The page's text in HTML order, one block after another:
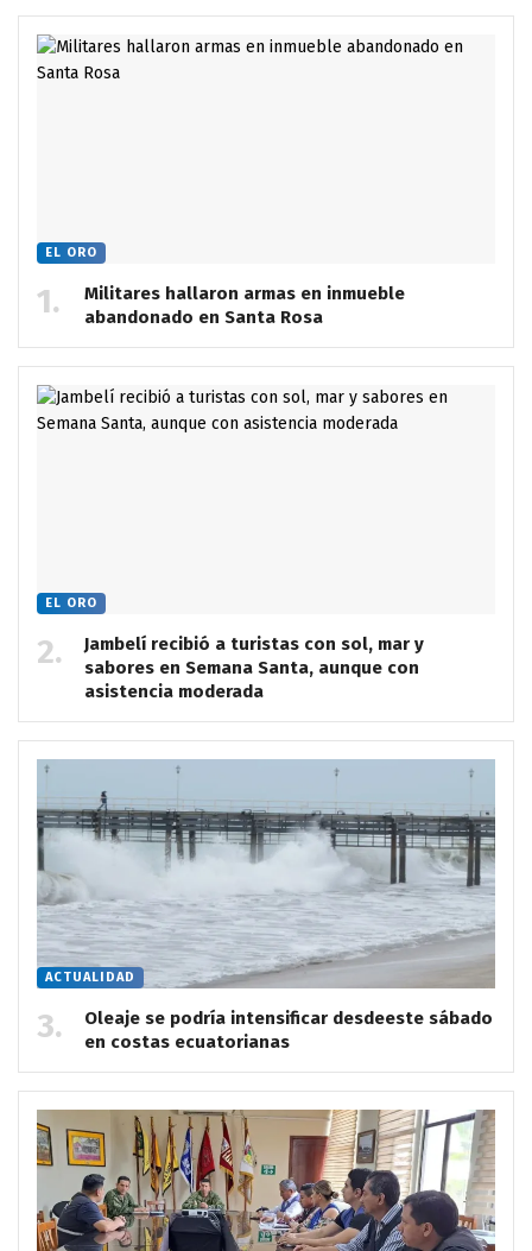
EL ORO
Militares hallaron armas en inmueble
abandonado en Santa Rosa
EL ORO
Jambelí recibió a turistas con sol, mar y
sabores en Semana Santa, aunque con
asistencia moderada
ACTUALIDAD
Oleaje se podría intensificar desdeeste sábado
en costas ecuatorianas